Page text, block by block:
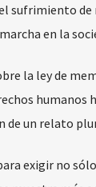
sufrimiento
en la
la ley de
de un relato
exigir no